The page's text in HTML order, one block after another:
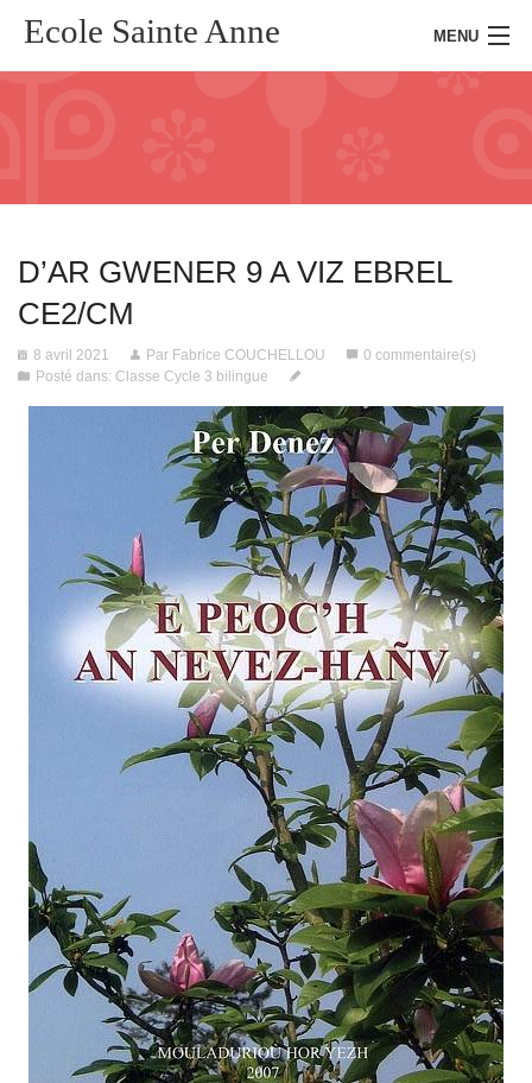
Ecole Sainte Anne MENU
Kermesse
Actualités
Presse
Liens utiles
Contact
D’AR GWENER 9 A VIZ EBREL
CE2/CM
8 avril 2021 Par Fabrice COUCHELLOU
0 commentaire(s)
Posté dans: Classe Cycle 3 bilingue